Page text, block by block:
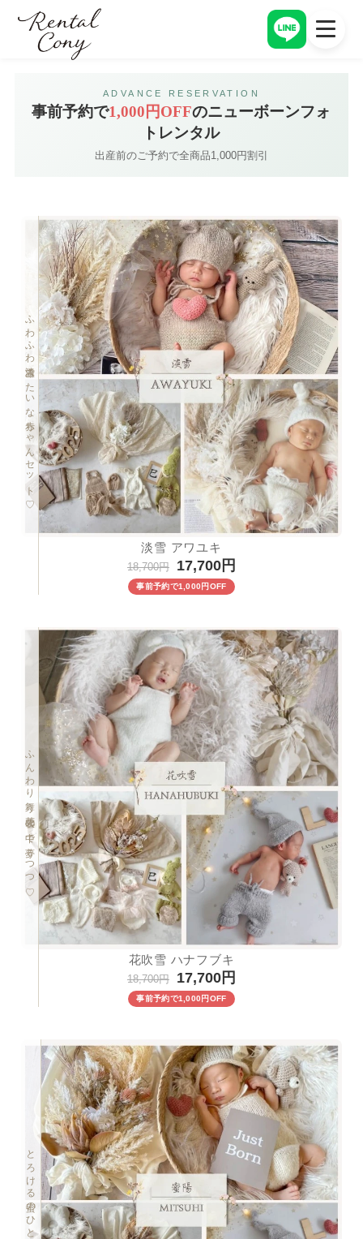
アイテム一覧
レンタルの流れ
FLOW
料金
トップページ
アイテム一覧
ITEM
オプション一覧
料金
PRICE
お客様レビュー
CONY
CONYについて
CONY
よくある質問
CONY
ADVANCE RESERVATION
事前予約で1,000円OFFのニューボーンフォ
トレンタル
出産前のご予約で全商品1,000円割引
ふわふわ淡雪みたいな赤ちゃんセット♡
淡雪 アワユキ
18,700円 17,700円
事前予約で1,000円OFF
ふんわり舞う花吹雪の中で夢うつつ♡
花吹雪 ハナフブキ
18,700円 17,700円
事前予約で1,000円OFF